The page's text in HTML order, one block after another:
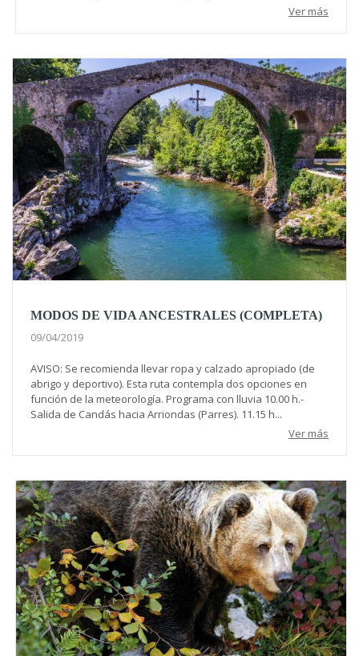
Ver más
MODOS DE VIDA ANCESTRALES (COMPLETA)
09/04/2019
AVISO: Se recomienda llevar ropa y calzado apropiado (de
abrigo y deportivo). Esta ruta contempla dos opciones en
función de la meteorología. Programa con lluvia 10.00 h.-
Salida de Candás hacia Arriondas (Parres). 11.15 h...
Ver más